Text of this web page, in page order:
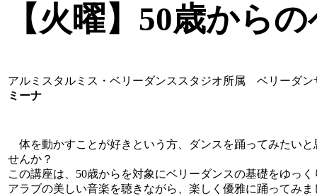
【火曜】50歳から
アルミスタルミス・ベリーダンススタジオ所属 ベリーダン
ミーナ
体を動かすことが好きという方、ダンスを踊ってみたい
せんか？
この講座は、50歳からを対象にベリーダンスの基礎をゆっ
アラブの美しい音楽を聴きながら、楽しく優雅に踊ってみま